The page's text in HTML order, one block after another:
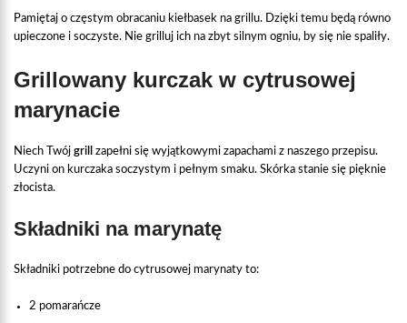
Pamiętaj o częstym obracaniu kiełbasek na grillu. Dzięki temu będą równo
upieczone i soczyste. Nie grilluj ich na zbyt silnym ogniu, by się nie spaliły.
Grillowany kurczak w cytrusowej
marynacie
Niech Twój grill
zapełni się wyjątkowymi zapachami z naszego przepisu.
Uczyni on kurczaka soczystym i pełnym smaku. Skórka stanie się pięknie
złocista.
Składniki na marynatę
Składniki potrzebne do cytrusowej marynaty to:
2 pomarańcze